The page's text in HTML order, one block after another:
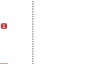
2